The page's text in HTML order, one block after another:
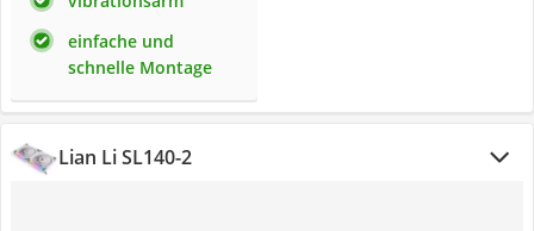
einfache und
schnelle Montage
Lian Li SL140-2